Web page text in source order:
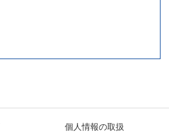
個人情報の取扱